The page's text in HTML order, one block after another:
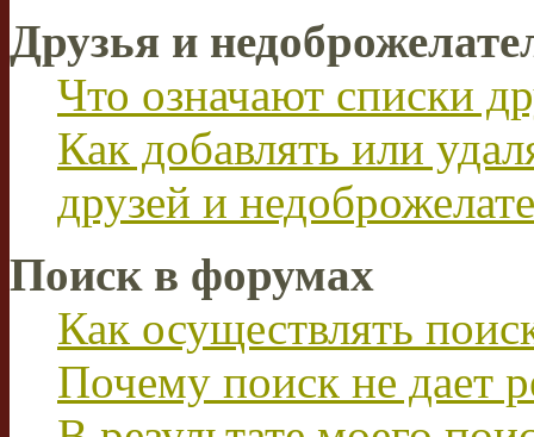
Друзья и
Что означают списки
Как добавлять или
друзей и
Поиск в форумах
Как осуществлять
Почему поиск не дает